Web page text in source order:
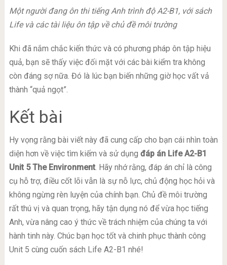
Một người đang ôn thi tiếng Anh trình độ A2-B1, với sách
Life và các tài liệu ôn tập về chủ đề môi trường
Khi đã nắm chắc kiến thức và có phương pháp ôn tập hiệu
quả, bạn sẽ thấy việc đối mặt với các bài kiểm tra không
còn đáng sợ nữa. Đó là lúc bạn biến những giờ học vất vả
thành “quả ngọt”.
Kết bài
Hy vọng rằng bài viết này đã cung cấp cho bạn cái nhìn toàn
diện hơn về việc tìm kiếm và sử dụng đáp án Life A2-B1
Unit 5 The Environment. Hãy nhớ rằng, đáp án chỉ là công
cụ hỗ trợ, điều cốt lõi vẫn là sự nỗ lực, chủ động học hỏi và
không ngừng rèn luyện của chính bạn. Chủ đề môi trường
rất thú vị và quan trọng, hãy tận dụng nó để vừa học tiếng
Anh, vừa nâng cao ý thức về trách nhiệm của chúng ta với
hành tinh này. Chúc bạn học tốt và chinh phục thành công
Unit 5 cùng cuốn sách Life A2-B1 nhé!